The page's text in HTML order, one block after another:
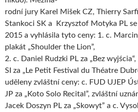
rodní jury Karel Mišek CZ, Thierry
Stankoci SK a Krzysztof Motyka PL se
2015 a vyhlásila tyto ceny: 1. c.
plakát „Shoulder the Lion”,
2. c. Daniel Rudzki PL za „Bez
SI za „Le Petit Festival du Théatre
uděleny zvláštní ceny: c. FUD UJEP
JP za „Koto Solo Recital”, zvláštní
Jacek Doszyn PL za „Skowyt” a c.